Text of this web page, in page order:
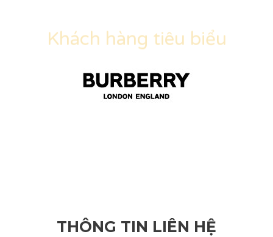
Khách hàng tiêu biểu
THÔNG TIN LIÊN HỆ